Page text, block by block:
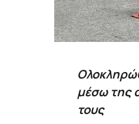
μέσω της
τους